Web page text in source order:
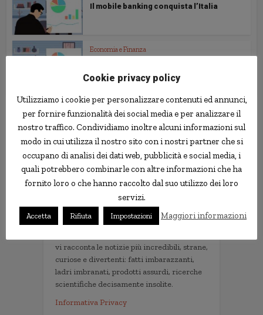
Il mobile banking conquista l’Italia
Economia e Finanza
Follow us
Le news più strane
vi racconta le notizie più incredibili, strane,
curiose e divertenti: fatti imbarazzanti,
ladri imbranati, prodotti assurdi, ricerche
scientifiche decisamente insolite.
Informativa Privacy
Cookie privacy policy
Utilizziamo i cookie per personalizzare contenuti ed annunci,
per fornire funzionalità dei social media e per analizzare il
nostro traffico. Condividiamo inoltre alcuni informazioni sul
modo in cui utilizza il nostro sito con i nostri partner che si
occupano di analisi dei dati web, pubblicità e social media, i
quali potrebbero combinarle con altre informazioni che ha
fornito loro o che hanno raccolto dal suo utilizzo dei loro
servizi.
Accetta Rifiuta Impostazioni Maggiori informazioni